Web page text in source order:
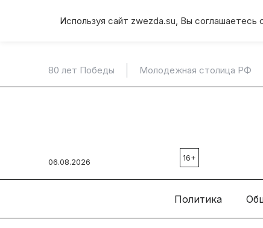
Используя сайт zwezda.su, Вы соглашаетесь
80 лет Победы Молодежная столица РФ
06.08.2026 16+
Политика